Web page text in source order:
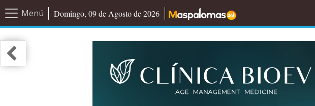
Menú Domingo, 09 de Agosto de 2026